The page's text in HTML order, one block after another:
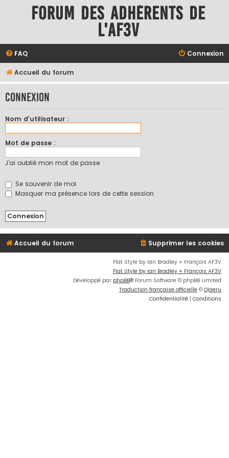
Forum des adhérents de
l'AF3V
FAQ Connexion
Accueil du forum
Connexion
Nom d’utilisateur :
Mot de passe :
J’ai oublié mon mot de passe
Se souvenir de moi
Masquer ma présence lors de cette session
Accueil du forum Supprimer les cookies
Flat Style by Ian Bradley + François AF3V
Flat Style by Ian Bradley + François AF3V
Développé par phpBB® Forum Software © phpBB Limited
Traduction française officielle © Qiaeru
Confidentialité | Conditions